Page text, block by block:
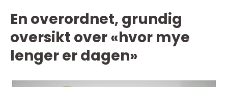
En overordnet, grundig
oversikt over «hvor mye
lenger er dagen»